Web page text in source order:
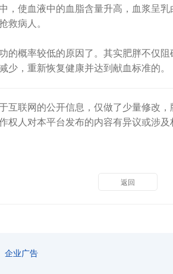
使血液中的血脂含量升高，血浆呈
救病人。
概率较低的原因了。其实肥胖不仅阻
少，重新恢复健康并达到献血标准的。
互联网的公开信息，仅做了少量修改
人对本平台发布的内容有异议或涉及
返回
企业广告